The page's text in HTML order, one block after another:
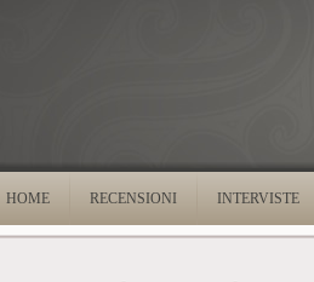
HOME RECENSIONI INTERVISTE